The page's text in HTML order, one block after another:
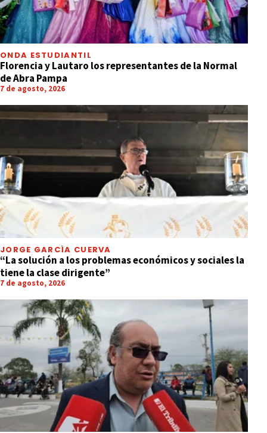
ONDA ESTUDIANTIL
Florencia y Lautaro los representantes de la Normal
de Abra Pampa
7 de agosto, 2026
JORGE GARCÍA CUERVA
“La solución a los problemas económicos y sociales la
tiene la clase dirigente”
7 de agosto, 2026